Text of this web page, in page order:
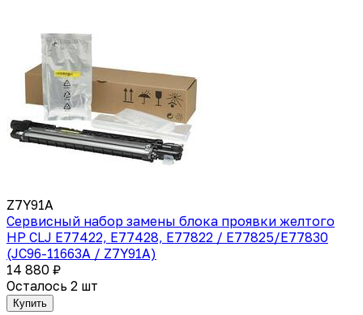
Z7Y91A
Сервисный набор замены блока проявки желтого
HP CLJ E77422, E77428, E77822 / E77825/E77830
(JC96-11663A / Z7Y91A)
14 880 ₽
Осталось 2 шт
Купить